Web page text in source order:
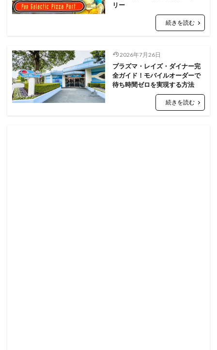
リー
続きを読む
2026年7月26日
プラズマ・レイズ・ダイナー完
全ガイド！モバイルオーダーで
待ち時間ゼロを実現する方法
続きを読む